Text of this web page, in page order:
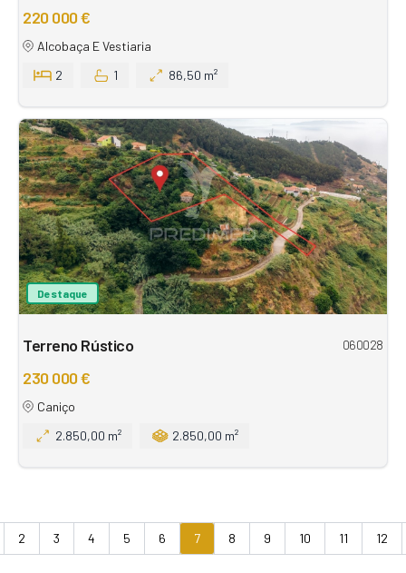
220 000 €
Alcobaça E Vestiaria
2
1 86,50 m²
Destaque
Terreno Rústico 060028
230 000 €
Caniço
2.850,00 m²
2.850,00 m²
2 3 4 5 6 7 8 9 10 11 12